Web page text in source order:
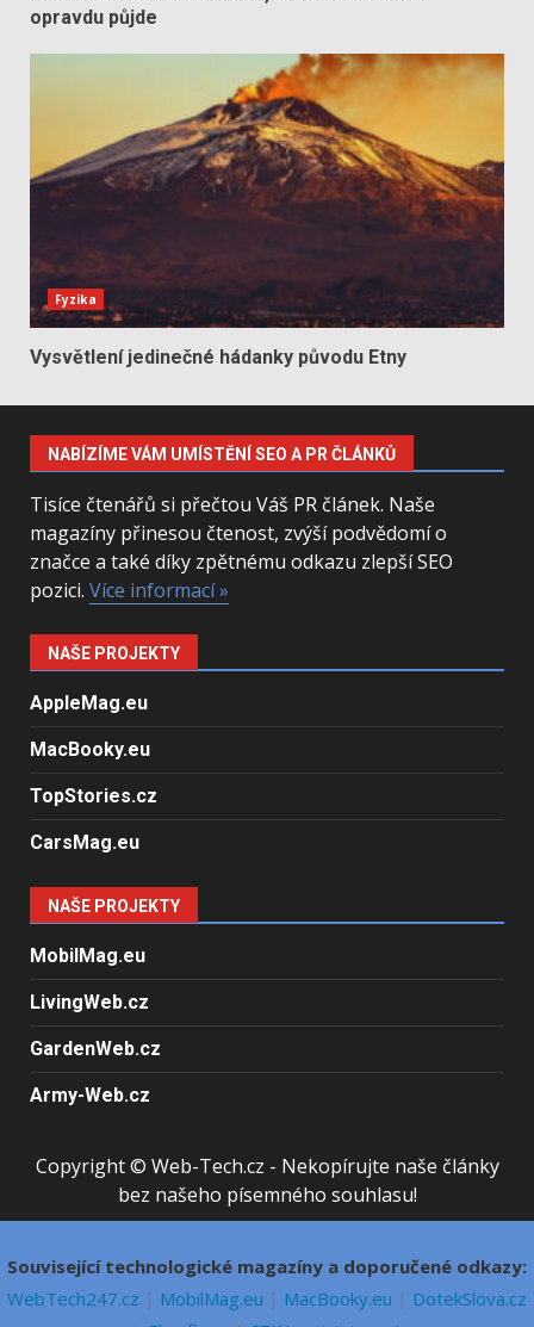
opravdu půjde
Fyzika
Vysvětlení jedinečné hádanky původu Etny
NABÍZÍME VÁM UMÍSTĚNÍ SEO A PR ČLÁNKŮ
Tisíce čtenářů si přečtou Váš PR článek. Naše
magazíny přinesou čtenost, zvýší podvědomí o
značce a také díky zpětnému odkazu zlepší SEO
pozici. Více informací »
NAŠE PROJEKTY
AppleMag.eu
MacBooky.eu
TopStories.cz
CarsMag.eu
NAŠE PROJEKTY
MobilMag.eu
LivingWeb.cz
GardenWeb.cz
Army-Web.cz
Copyright © Web-Tech.cz - Nekopírujte naše články
bez našeho písemného souhlasu!
Související technologické magazíny a doporučené odkazy:
WebTech247.cz | MobilMag.eu | MacBooky.eu | DotekSlova.cz